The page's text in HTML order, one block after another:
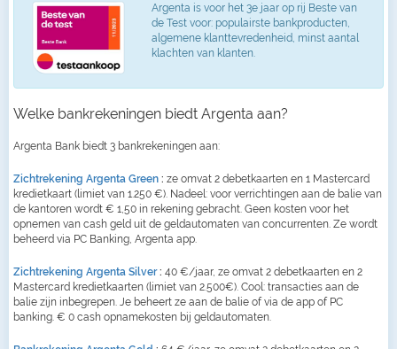
Argenta is voor het 3e jaar op rij Beste van
de Test voor: populairste bankproducten,
algemene klanttevredenheid, minst aantal
klachten van klanten.
Welke bankrekeningen biedt Argenta aan?
Argenta Bank biedt 3 bankrekeningen aan:
Zichtrekening Argenta Green : ze omvat 2 debetkaarten en 1 Mastercard
kredietkaart (limiet van 1.250 €). Nadeel: voor verrichtingen aan de balie van
de kantoren wordt € 1,50 in rekening gebracht. Geen kosten voor het
opnemen van cash geld uit de geldautomaten van concurrenten. Ze wordt
beheerd via PC Banking, Argenta app.
Zichtrekening Argenta Silver: 40 €/jaar, ze omvat 2 debetkaarten en 2
Mastercard kredietkaarten (limiet van 2.500€). Cool: transacties aan de
balie zijn inbegrepen. Je beheert ze aan de balie of via de app of PC
banking. € 0 cash opnamekosten bij geldautomaten.